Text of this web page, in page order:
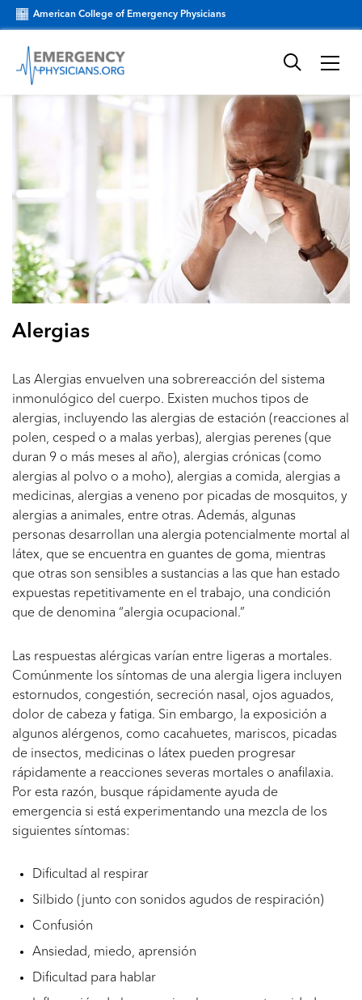
American College of Emergency Physicians
Alergias
Las Alergias envuelven una sobrereacción del sistema
inmonulógico del cuerpo. Existen muchos tipos de
alergias, incluyendo las alergias de estación (reacciones al
polen, cesped o a malas yerbas), alergias perenes (que
duran 9 o más meses al año), alergias crónicas (como
alergias al polvo o a moho), alergias a comida, alergias a
medicinas, alergias a veneno por picadas de mosquitos, y
alergias a animales, entre otras. Además, algunas
personas desarrollan una alergia potencialmente mortal al
látex, que se encuentra en guantes de goma, mientras
que otras son sensibles a sustancias a las que han estado
expuestas repetitivamente en el trabajo, una condición
que de denomina “alergia ocupacional.”
Las respuestas alérgicas varían entre ligeras a mortales.
Comúnmente los síntomas de una alergia ligera incluyen
estornudos, congestión, secreción nasal, ojos aguados,
dolor de cabeza y fatiga. Sin embargo, la exposición a
algunos alérgenos, como cacahuetes, mariscos, picadas
de insectos, medicinas o látex pueden progresar
rápidamente a reacciones severas mortales o anafilaxia.
Por esta razón, busque rápidamente ayuda de
emergencia si está experimentando una mezcla de los
siguientes síntomas:
Dificultad al respirar
Silbido (junto con sonidos agudos de respiración)
Confusión
Ansiedad, miedo, aprensión
Dificultad para hablar